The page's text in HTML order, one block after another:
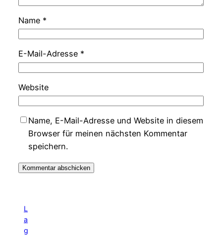
Name *
E-Mail-Adresse *
Website
Name, E-Mail-Adresse und Website in diesem
Browser für meinen nächsten Kommentar
speichern.
L
a
g